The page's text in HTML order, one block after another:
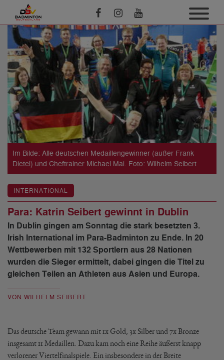
Im Bilde: Alle deutschen Medaillengewinner (außer Frank
Dietel) und Cheftrainer Michael Mai. Foto: Wilhelm Seibert
INTERNATIONAL
Para: Katrin Seibert gewinnt in Dublin
In Dublin gingen am Sonntag die stark besetzten 3.
Irish International im Para-Badminton zu Ende. In 20
Wettbewerben mit 132 Sportlern aus 28 Nationen
wurden die Sieger ermittelt, dabei gingen die Titel zu
gleichen Teilen an Athleten aus Asien und Europa.
VON WILHELM SEIBERT
Das deutsche Team gewann mit 1x Gold, 3x Silber und 7x Bronze
insgesamt 11 Medaillen. Dazu kam noch eine Reihe äußerst knapp
verlorener Viertelfinalspiele. Ein insbesondere in der Breite